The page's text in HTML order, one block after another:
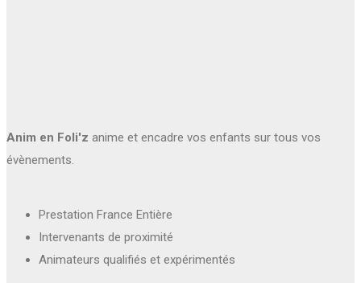
Anim en Foli'z anime et encadre vos enfants sur tous vos
évènements.
Prestation France Entière
Intervenants de proximité
Animateurs qualifiés et expérimentés